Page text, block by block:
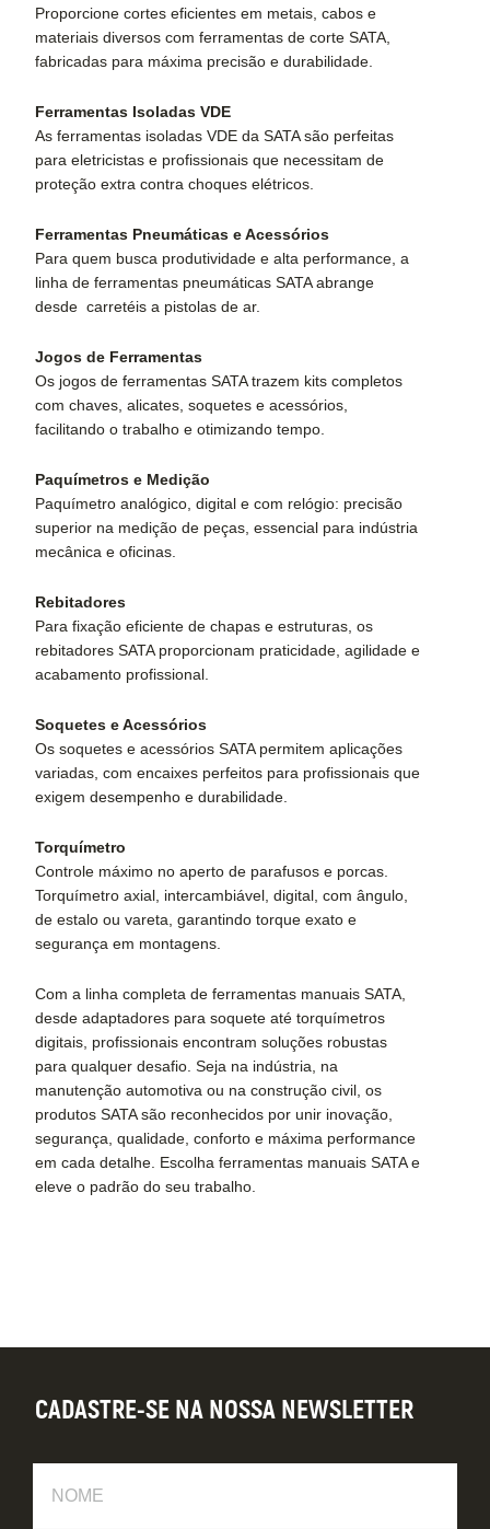
Proporcione cortes eficientes em metais, cabos e
materiais diversos com ferramentas de corte SATA,
fabricadas para máxima precisão e durabilidade.
Ferramentas Isoladas VDE
As ferramentas isoladas VDE da SATA são perfeitas
para eletricistas e profissionais que necessitam de
proteção extra contra choques elétricos.
Ferramentas Pneumáticas e Acessórios
Para quem busca produtividade e alta performance, a
linha de ferramentas pneumáticas SATA abrange
desde carretéis a pistolas de ar.
Jogos de Ferramentas
Os jogos de ferramentas SATA trazem kits completos
com chaves, alicates, soquetes e acessórios,
facilitando o trabalho e otimizando tempo.
Paquímetros e Medição
Paquímetro analógico, digital e com relógio: precisão
superior na medição de peças, essencial para indústria
mecânica e oficinas.
Rebitadores
Para fixação eficiente de chapas e estruturas, os
rebitadores SATA proporcionam praticidade, agilidade e
acabamento profissional.
Soquetes e Acessórios
Os soquetes e acessórios SATA permitem aplicações
variadas, com encaixes perfeitos para profissionais que
exigem desempenho e durabilidade.
Torquímetro
Controle máximo no aperto de parafusos e porcas.
Torquímetro axial, intercambiável, digital, com ângulo,
de estalo ou vareta, garantindo torque exato e
segurança em montagens.
Com a linha completa de ferramentas manuais SATA,
desde adaptadores para soquete até torquímetros
digitais, profissionais encontram soluções robustas
para qualquer desafio. Seja na indústria, na
manutenção automotiva ou na construção civil, os
produtos SATA são reconhecidos por unir inovação,
segurança, qualidade, conforto e máxima performance
em cada detalhe. Escolha ferramentas manuais SATA e
eleve o padrão do seu trabalho.
CADASTRE-SE NA NOSSA NEWSLETTER